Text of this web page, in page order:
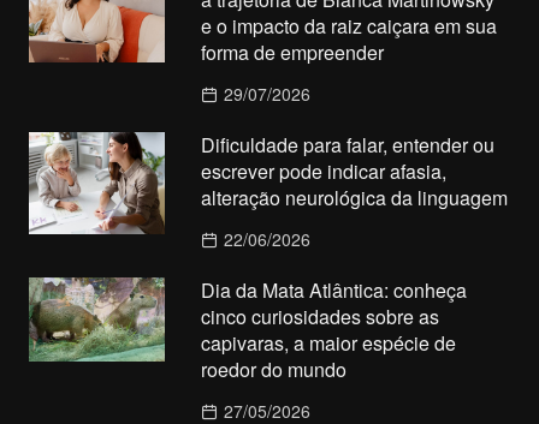
e o impacto da raiz caiçara em sua
forma de empreender
29/07/2026
Dificuldade para falar, entender ou
escrever pode indicar afasia,
alteração neurológica da linguagem
22/06/2026
Dia da Mata Atlântica: conheça
cinco curiosidades sobre as
capivaras, a maior espécie de
roedor do mundo
27/05/2026